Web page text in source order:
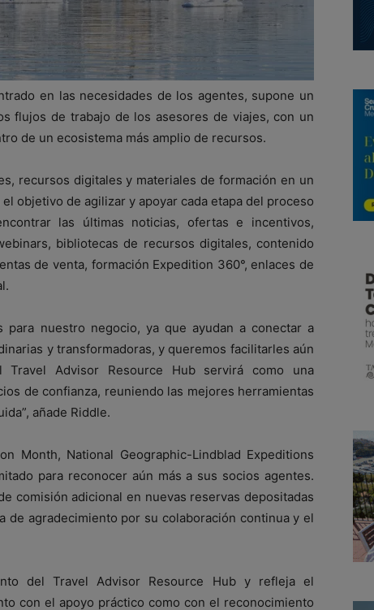
en las necesidades de los agentes, supone un
flujos de trabajo de los asesores de viajes, con un
de un ecosistema más amplio de recursos.
recursos digitales y materiales de formación en un
objetivo de agilizar y apoyar cada etapa del proceso
las últimas noticias, ofertas e incentivos,
bibliotecas de recursos digitales, contenido
de venta, formación Expedition 360°, enlaces de
para nuestro negocio, ya que ayudan a conectar a
y transformadoras, y queremos facilitarles aún
Travel Advisor Resource Hub servirá como una
de confianza, reuniendo las mejores herramientas
añade Riddle.
Month, National Geographic-Lindblad Expeditions
para reconocer aún más a sus socios agentes.
comisión adicional en nuevas reservas depositadas
de agradecimiento por su colaboración continua y el
del Travel Advisor Resource Hub y refleja el
con el apoyo práctico como con el reconocimiento